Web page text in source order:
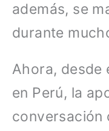
además, se
durante
Ahora, desde
en Perú, la
conversación